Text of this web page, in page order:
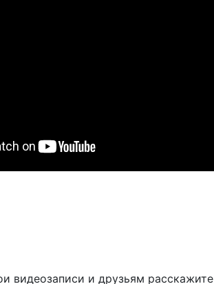
видеозаписи и друзьям